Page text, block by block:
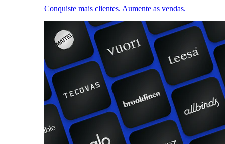
Conquiste mais clientes. Aumente as vendas.